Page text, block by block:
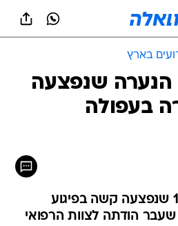
בארץ
הנערה שנפצעה
בעפולה
שובה מלכה, בת ה-18 שנפצעה קשה בפיגוע
הודתה לצוות הרפואי